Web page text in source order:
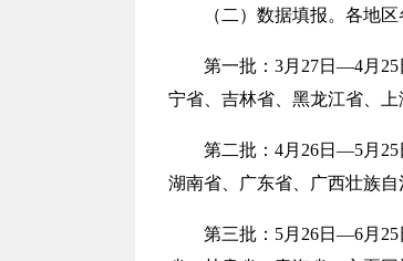
（二）数据填报。各地
第一批： 3月27日—4月25
宁省、吉林省、黑龙江省、
第二批： 4月26日—5月25
湖南省、广东省、广西壮族自
第三批： 5月26日—6月